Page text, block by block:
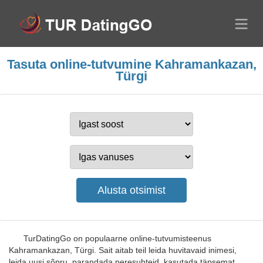
Tasuta online-tutvumine Kahramankazan,
Türgi
TurDatingGo on populaarne online-tutvumisteenus
Kahramankazan, Türgi. Sait aitab teil leida huvitavaid inimesi,